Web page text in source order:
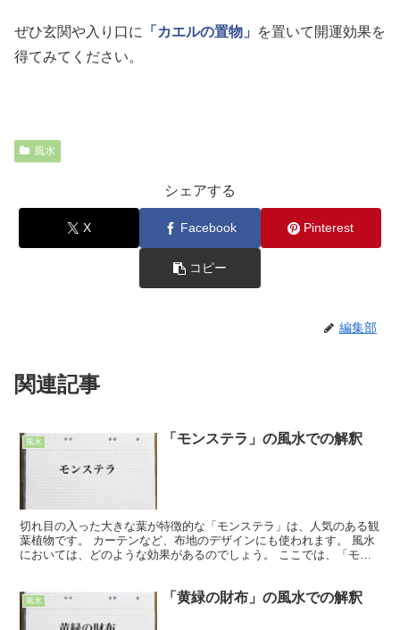
ぜひ玄関や入り口に 「カエルの置物」
を置いて開運効果を
得てみてください。
風水
シェアする
X Facebook Pinterest
コピー
編集部
関連記事
風水 「モンステラ」の風水での解釈
切れ目の入った大きな葉が特徴的な「モンステラ」は、人気のある観
葉植物です。 カーテンなど、布地のデザインにも使われます。 風水
においては、どのような効果があるのでしょう。 ここでは、「モン
風水 「黄緑の財布」の風水での解釈